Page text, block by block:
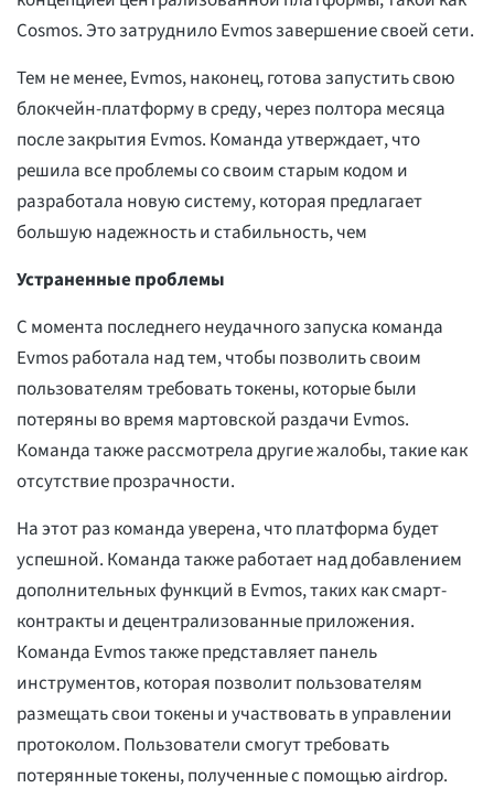
Cosmos. Это затруднило Evmos завершение своей сети.
Тем не менее, Evmos, наконец, готова запустить свою
блокчейн-платформу в среду, через полтора месяца
после закрытия Evmos. Команда утверждает, что
решила все проблемы со своим старым кодом и
разработала новую систему, которая предлагает
большую надежность и стабильность, чем
Устраненные проблемы
С момента последнего неудачного запуска команда
Evmos работала над тем, чтобы позволить своим
пользователям требовать токены, которые были
потеряны во время мартовской раздачи Evmos.
Команда также рассмотрела другие жалобы, такие как
отсутствие прозрачности.
На этот раз команда уверена, что платформа будет
успешной. Команда также работает над добавлением
дополнительных функций в Evmos, таких как смарт-
контракты и децентрализованные приложения.
Команда Evmos также представляет панель
инструментов, которая позволит пользователям
размещать свои токены и участвовать в управлении
протоколом. Пользователи смогут требовать
потерянные токены, полученные с помощью airdrop.